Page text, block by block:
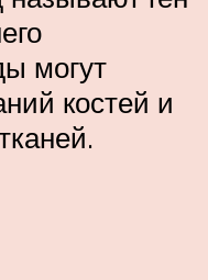
могут
костей и